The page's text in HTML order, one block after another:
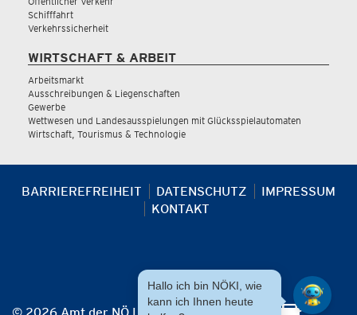
Schifffahrt
Verkehrssicherheit
WIRTSCHAFT & ARBEIT
Arbeitsmarkt
Ausschreibungen & Liegenschaften
Gewerbe
Wettwesen und Landesausspielungen mit Glücksspielautomaten
Wirtschaft, Tourismus & Technologie
BARRIEREFREIHEIT DATENSCHUTZ
IMPRESSUM
KONTAKT
Hallo ich bin NÖKI, wie
kann ich Ihnen heute